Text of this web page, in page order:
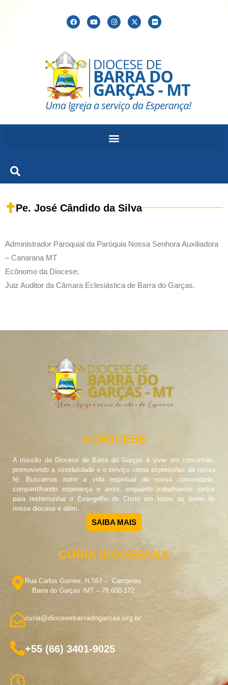
Pe. José Cândido da Silva
Administrador Paroquial da Paróquia Nossa Senhora Auxiliadora
– Canarana MT
Ecônomo da Diocese;
Juiz Auditor da Câmara Eclesiástica de Barra do Garças.
A DIOCESE
A missão da Diocese de Barra do Garças é viver em comunhão,
promovendo a sinodalidade e o serviço como expressões de nossa
fé. Buscamos nutrir a vida espiritual de nossa comunidade,
compartilhando esperança e amor, enquanto trabalhamos juntos
para testemunhar o Evangelho de Cristo em todas as áreas de
nossa diocese e além.
SAIBA MAIS
CÚRIA DIOCESANA
Rua Carlos Gomes, N.567 – Campinas
Barra do Garças /MT – 78.600-172
curia@diocesebarradogarcas.org.br
+55 (66) 3401-9025